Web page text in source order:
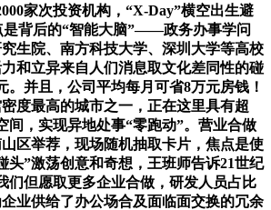
家次投资机构，“X-Day”横空出生避
是背后的“智能大脑”——政务办事学问
生院、南方科技大学、深圳大学等高校
和立异来自人们消息取文化差同性的碰
。并且，公司平均每月可省8万元房钱！
度最高的城市之一，正在这里具有超
间，实现异地处事“零跑动”。营业合做
区举荐，现场随机抽取卡片，焦点是使
头”激荡创意和奇想，王班师告诉21世纪
们但愿取更多企业合做，研发人员占比
业供给了办公场合及面临面交换的冗余